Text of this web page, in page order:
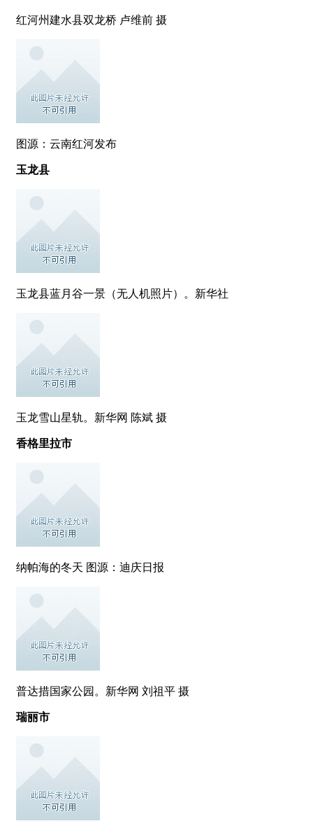
红河州建水县双龙桥 卢维前 摄
图源：云南红河发布
玉龙县
玉龙县蓝月谷一景（无人机照片）。新华社
玉龙雪山星轨。新华网 陈斌 摄
香格里拉市
纳帕海的冬天 图源：迪庆日报
普达措国家公园。新华网 刘祖平 摄
瑞丽市